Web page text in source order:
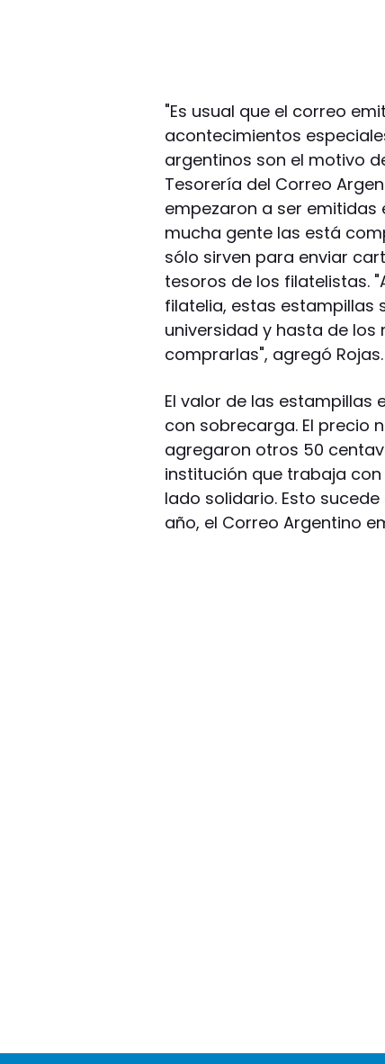
"Es usual que el correo
acontecimientos
argentinos son el motivo
Tesorería del Correo
empezaron a ser emitidas
mucha gente las está
sólo sirven para enviar
tesoros de los filatelistas.
filatelia, estas estampillas
universidad y hasta de
comprarlas", agregó Rojas.
El valor de las estampillas
con sobrecarga. El precio
agregaron otros 50
institución que trabaja
lado solidario. Esto
año, el Correo Argentino